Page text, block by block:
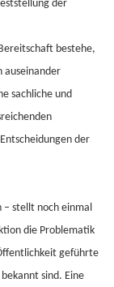
der
bestehe,
auseinander
sachliche und
der
– stellt noch einmal
die Problematik
geführte
sind. Eine